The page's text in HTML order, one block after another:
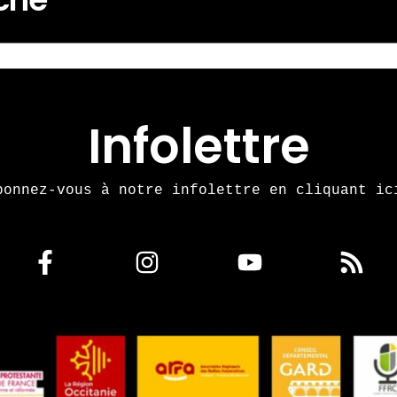
Infolettre
vous à notre infolettre en cliquant